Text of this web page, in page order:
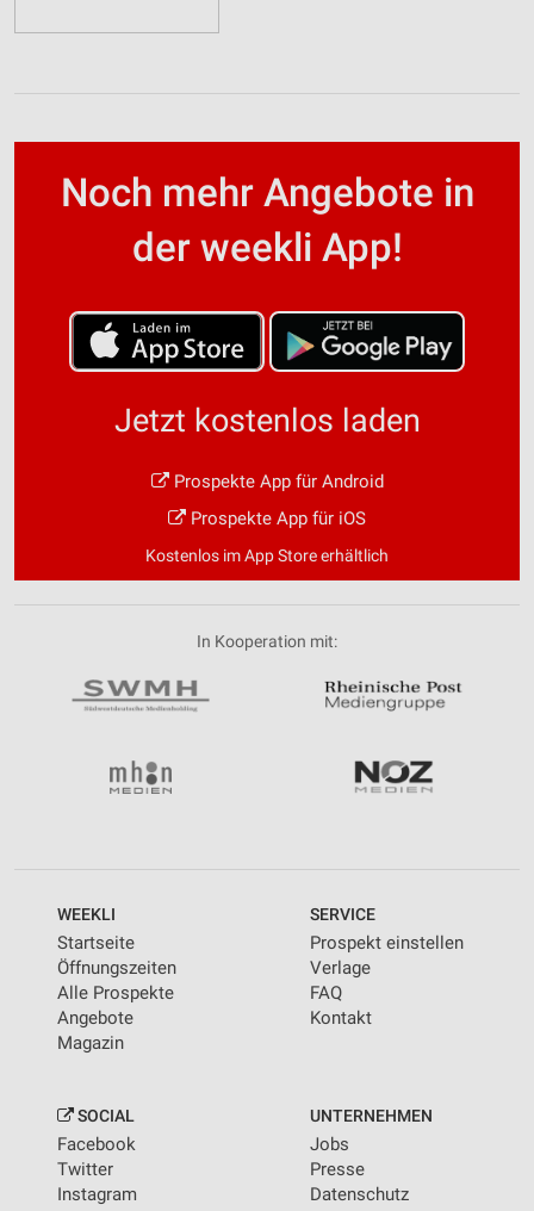
Noch mehr Angebote in
der weekli App!
Jetzt kostenlos laden
Prospekte App für Android
Prospekte App für iOS
Kostenlos im App Store erhältlich
In Kooperation mit:
WEEKLI
Startseite
Öffnungszeiten
Alle Prospekte
Angebote
Magazin
SERVICE
Prospekt einstellen
Verlage
FAQ
Kontakt
SOCIAL
Facebook
Twitter
Instagram
UNTERNEHMEN
Jobs
Presse
Datenschutz